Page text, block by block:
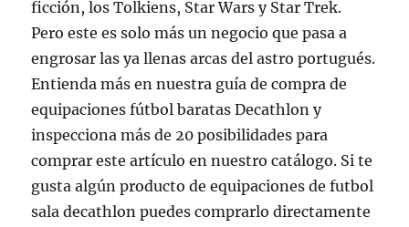
ficción, los Tolkiens, Star Wars y Star Trek.
Pero este es solo más un negocio que pasa a
engrosar las ya llenas arcas del astro portugués.
Entienda más en nuestra guía de compra de
equipaciones fútbol baratas Decathlon y
inspecciona más de 20 posibilidades para
comprar este artículo en nuestro catálogo. Si te
gusta algún producto de equipaciones de futbol
sala decathlon puedes comprarlo directamente